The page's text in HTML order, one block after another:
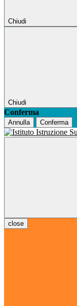
Chiudi
Chiudi
Conferma
Annulla Conferma
close